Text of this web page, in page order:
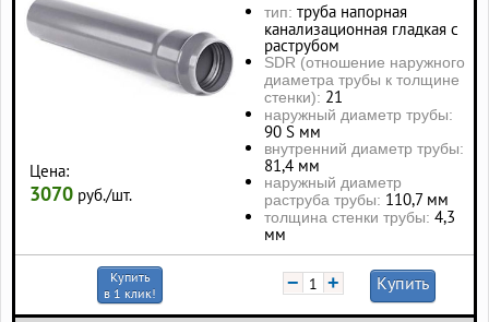
Цена:
3070 руб./шт.
тип: труба напорная
канализационная гладкая с
раструбом
SDR (отношение наружного
диаметра трубы к толщине
стенки): 21
наружный диаметр трубы:
90 S мм
внутренний диаметр трубы:
81,4 мм
наружный диаметр
раструба трубы: 110,7 мм
толщина стенки трубы: 4,3
мм
Купить
в 1 клик!
− + Купить